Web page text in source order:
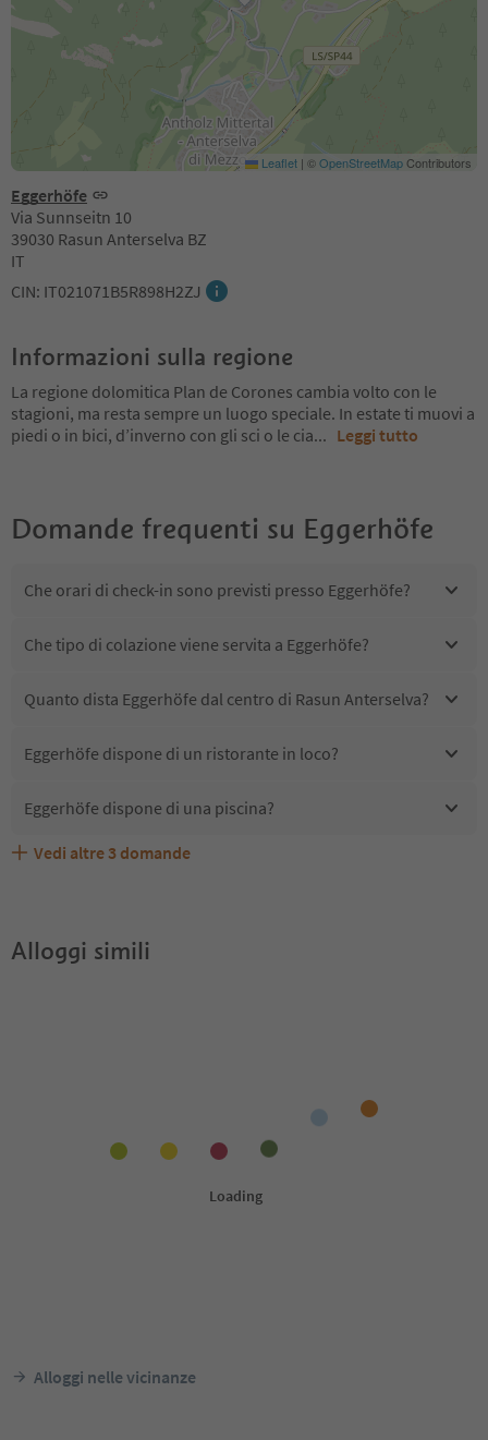
Eggerhöfe
Via Sunnseitn 10
39030 Rasun Anterselva BZ
IT
CIN: IT021071B5R898H2ZJ
Leaflet | ©OpenStreetMapContributors
Informazioni sulla regione
La regione dolomitica Plan de Corones cambia volto con le
stagioni, ma resta sempre un luogo speciale. In estate ti muovi a
piedi o in bici, d’inverno con gli sci o le cia... Leggi tutto
Domande frequenti su Eggerhöfe
Che orari di check-in sono previsti presso Eggerhöfe?
Che tipo di colazione viene servita a Eggerhöfe?
Quanto dista Eggerhöfe dal centro di Rasun Anterselva?
Eggerhöfe dispone di un ristorante in loco?
Eggerhöfe dispone di una piscina?
Eggerhöfe accetta animali domestici?
Quali servizi/attività sono disponibili presso Eggerhöfe?
Gli ospiti di Eggerhöfe ricevono l'Alto Adige Guest Pass?
Vedi altre 3 domande
Alloggi simili
Alloggi nelle vicinanze